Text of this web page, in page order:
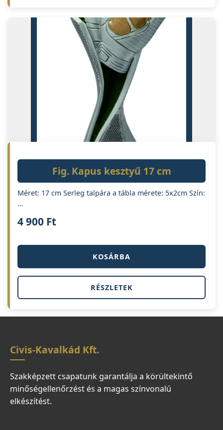
Fig. Kapus kesztyű 17 cm
Méret: 17 cm Serleg talpára a tábla mérete: 5x2cm Szín:
…
4 900 Ft
KOSÁRBA
RÉSZLETEK
Civis-Kavalkád Kft.
Szakképzett csapatunk garantálja a körültekintő
minőségellenőrzést és a magas színvonalú
elkészítést.